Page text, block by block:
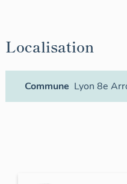
Localisation
Commune Lyon 8e